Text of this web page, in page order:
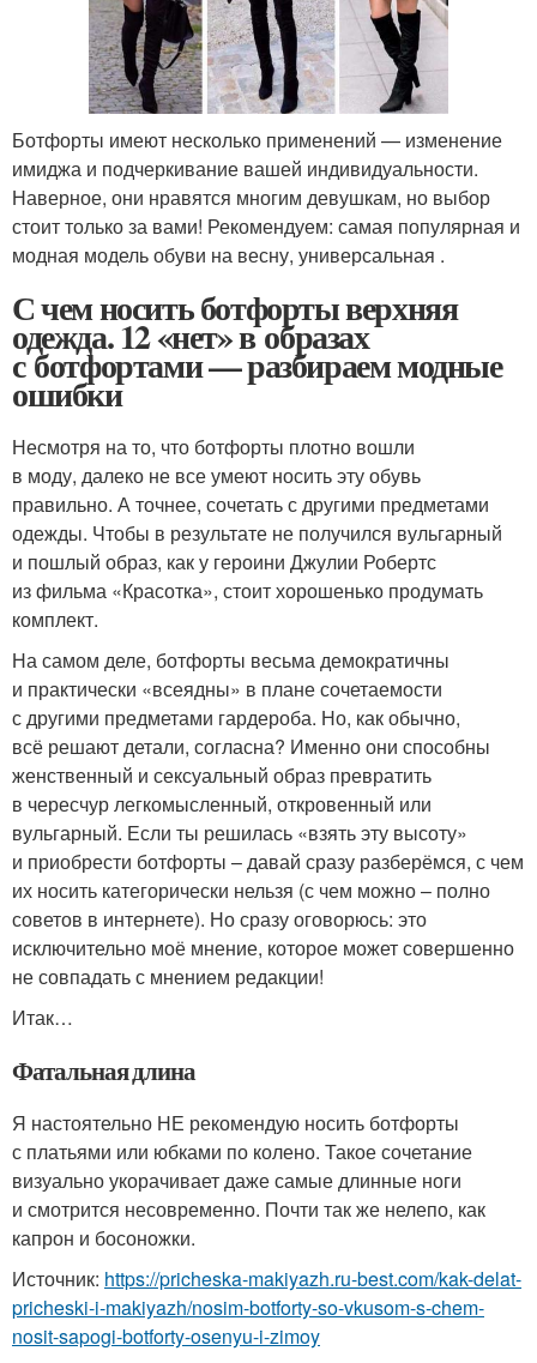
Ботфорты имеют несколько применений — изменение
имиджа и подчеркивание вашей индивидуальности.
Наверное, они нравятся многим девушкам, но выбор
стоит только за вами! Рекомендуем: самая популярная и
модная модель обуви на весну, универсальная .
С чем носить ботфорты верхняя
одежда. 12 «нет» в образах
с ботфортами — разбираем модные
ошибки
Несмотря на то, что ботфорты плотно вошли
в моду, далеко не все умеют носить эту обувь
правильно. А точнее, сочетать с другими предметами
одежды. Чтобы в результате не получился вульгарный
и пошлый образ, как у героини Джулии Робертс
из фильма «Красотка», стоит хорошенько продумать
комплект.
На самом деле, ботфорты весьма демократичны
и практически «всеядны» в плане сочетаемости
с другими предметами гардероба. Но, как обычно,
всё решают детали, согласна? Именно они способны
женственный и сексуальный образ превратить
в чересчур легкомысленный, откровенный или
вульгарный. Если ты решилась «взять эту высоту»
и приобрести ботфорты – давай сразу разберёмся, с чем
их носить категорически нельзя (с чем можно – полно
советов в интернете). Но сразу оговорюсь: это
исключительно моё мнение, которое может совершенно
не совпадать с мнением редакции!
Итак…
Фатальная длина
Я настоятельно НЕ рекомендую носить ботфорты
с платьями или юбками по колено. Такое сочетание
визуально укорачивает даже самые длинные ноги
и смотрится несовременно. Почти так же нелепо, как
капрон и босоножки.
Источник: https://pricheska-makiyazh.ru-best.com/kak-delat-
pricheski-i-makiyazh/nosim-botforty-so-vkusom-s-chem-
nosit-sapogi-botforty-osenyu-i-zimoy